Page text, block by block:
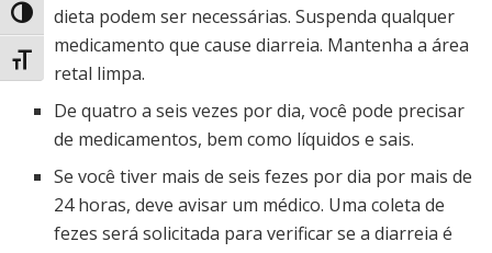
Alternar alto contraste
Alternar tamanho da fonte
dieta podem ser necessárias. Suspenda qualquer
medicamento que cause diarreia. Mantenha a área
retal limpa.
De quatro a seis vezes por dia, você pode precisar
de medicamentos, bem como líquidos e sais.
Se você tiver mais de seis fezes por dia por mais de
24 horas, deve avisar um médico. Uma coleta de
fezes será solicitada para verificar se a diarreia é